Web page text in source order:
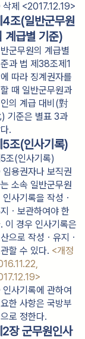
제 <2017.12.19>
4조(일반군무원
계급별 기준)
군무원의 계급별
과 법 제38조제1
따라 징계권자를
때 일반군무원과
의 계급 대비(對
) 기준은 별표 3과
.
5조(인사기록)
조(인사기록)
용권자나 보직권
소속 일반군무원
인사기록을 작성ㆍ
ㆍ보관하여야 한
이 경우 인사기록은
으로 작성ㆍ유지ㆍ
할 수 있다. <개정
사기록에 관하여
한 사항은 국방부
로 정한다.
2장 군무원인사